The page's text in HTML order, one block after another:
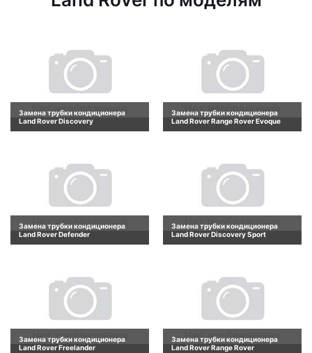
Замена трубки кондиционера
Land Rover Discovery
Замена трубки кондиционера
Land Rover Range Rover Evoque
Замена трубки кондиционера
Land Rover Defender
Замена трубки кондиционера
Land Rover Discovery Sport
Замена трубки кондиционера
Land Rover Freelander
Замена трубки кондиционера
Land Rover Range Rover